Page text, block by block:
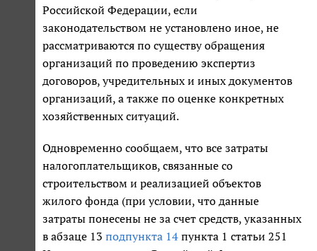
Российской Федерации, если
законодательством не установлено иное, не
рассматриваются по существу обращения
организаций по проведению экспертиз
договоров, учредительных и иных документов
организаций, а также по оценке конкретных
хозяйственных ситуаций.
Одновременно сообщаем, что все затраты
налогоплательщиков, связанные со
строительством и реализацией объектов
жилого фонда (при условии, что данные
затраты понесены не за счет средств, указанных
в абзаце 13 подпункта 14 пункта 1 статьи 251